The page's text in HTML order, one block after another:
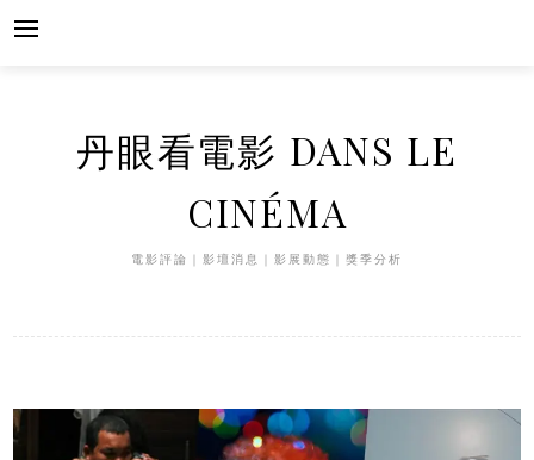
Skip
丹眼看電影 DANS LE
CINÉMA
電影評論｜影壇消息｜影展動態｜獎季分析